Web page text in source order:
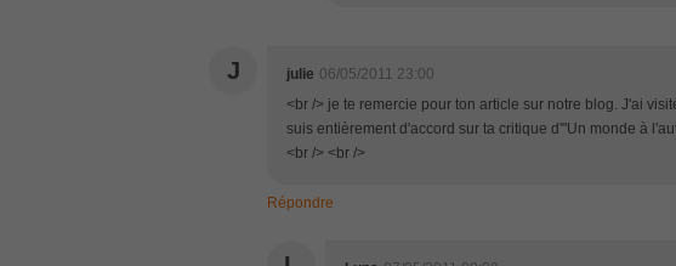
J julie 06/05/2011 23:00
<br /> je te remercie pour ton article sur notre blog. J'ai
suis entièrement d'accord sur ta critique d'"Un monde à
<br /> <br />
Répondre